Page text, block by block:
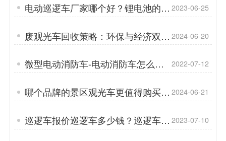
电动巡逻车厂家哪个好？锂电池的优
点有哪些？「专菱」
2023-06-25
废观光车回收策略：环保与经济双赢
的明智选择「专菱」
2024-06-20
微型电动消防车-电动消防车怎么选
「专菱」
2022-07-12
哪个品牌的景区观光车更值得购买？
「专菱」
2024-06-21
巡逻车报价巡逻车多少钱？巡逻车的
悬架系统「专菱」
2023-07-10